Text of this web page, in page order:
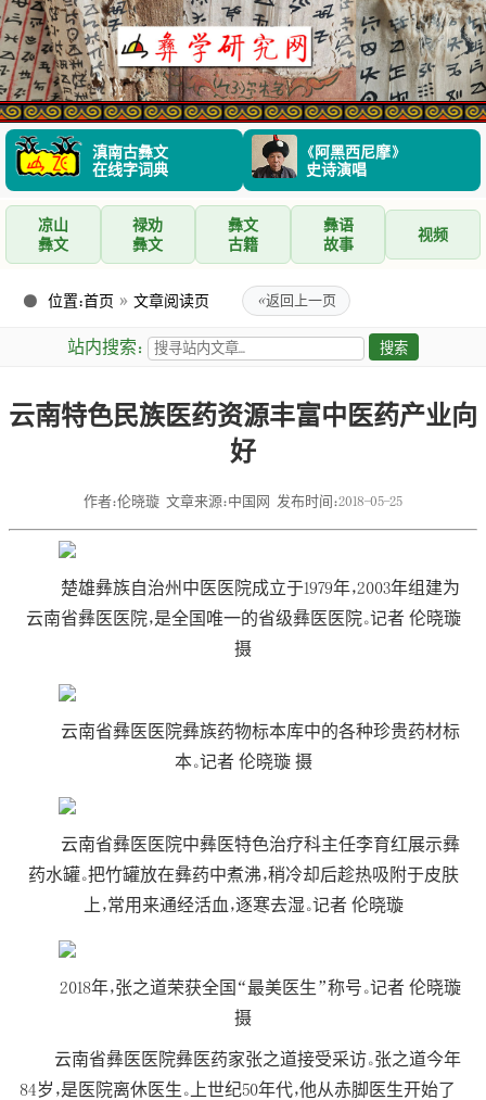
滇南古彝文
在线字词典
《阿黑西尼摩》
史诗演唱
凉山
彝文
禄劝
彝文
彝文
古籍
彝语
故事
视频
位置：首页 » 文章阅读页 «返回上一页
站内搜索：
云南特色民族医药资源丰富中医药产业向
好
作者：伦晓璇 文章来源：中国网 发布时间：2018-05-25
楚雄彝族自治州中医医院成立于1979年，2003年组建为
云南省彝医医院，是全国唯一的省级彝医医院。记者 伦晓璇
摄
云南省彝医医院彝族药物标本库中的各种珍贵药材标
本。记者 伦晓璇 摄
云南省彝医医院中彝医特色治疗科主任李育红展示彝
药水罐。把竹罐放在彝药中煮沸，稍冷却后趁热吸附于皮肤
上，常用来通经活血，逐寒去湿。记者 伦晓璇
2018年，张之道荣获全国“最美医生”称号。记者 伦晓璇
摄
云南省彝医医院彝医药家张之道接受采访。张之道今年
84岁，是医院离休医生。上世纪50年代，他从赤脚医生开始了